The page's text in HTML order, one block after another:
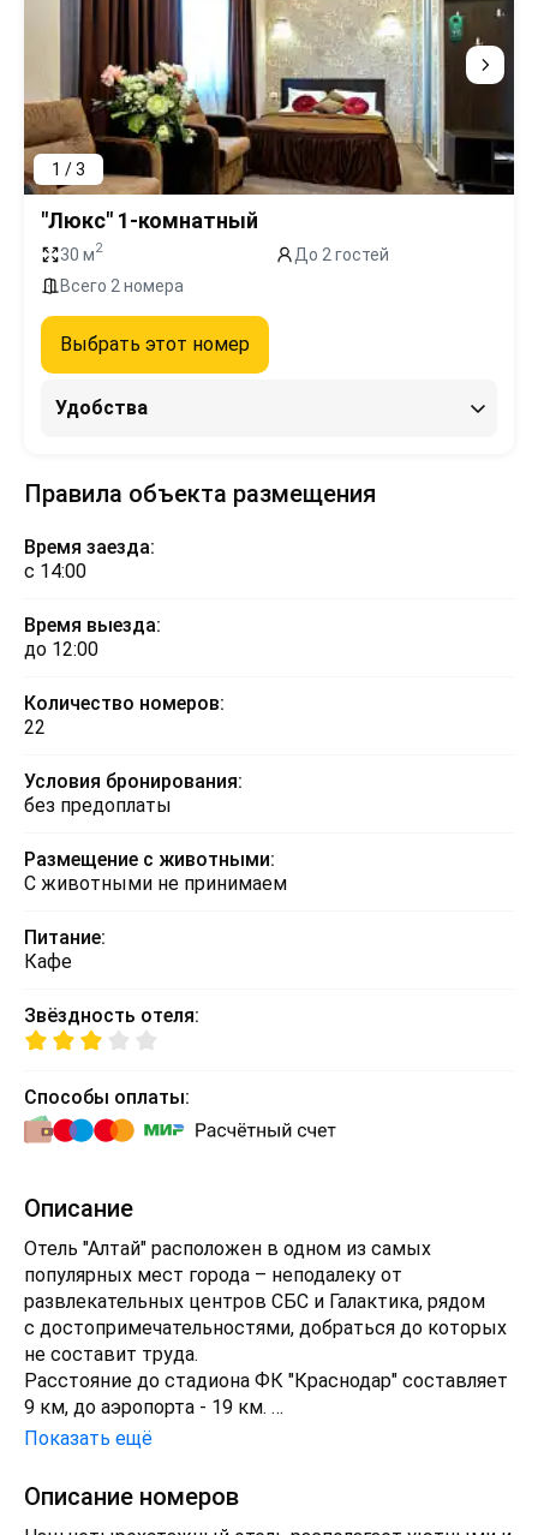
1 / 3
"Люкс" 1-комнатный
30 м2
До 2 гостей
Всего 2 номера
Выбрать этот номер
Удобства
Правила объекта размещения
Время заезда:
с 14:00
Время выезда:
до 12:00
Количество номеров:
22
Условия бронирования:
без предоплаты
Размещение с животными:
С животными не принимаем
Питание:
Кафе
Звёздность отеля:
Способы оплаты:
Описание
Отель "Алтай" расположен в одном из самых
популярных мест города – неподалеку от
развлекательных центров СБС и Галактика, рядом
с достопримечательностями, добраться до которых
не составит труда.
Расстояние до стадиона ФК "Краснодар" составляет
9 км, до аэропорта - 19 км.
Наш трехзвездочный отель отличается
европейского уровня.
Радость и комфорт гостей – главное для нас.
Показать ещё
Описание номеров